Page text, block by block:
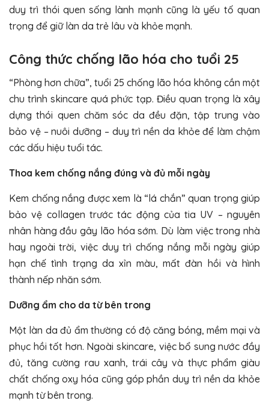
duy trì thói quen sống lành mạnh cũng là yếu tố quan
trọng để giữ làn da trẻ lâu và khỏe mạnh.
Công thức chống lão hóa cho tuổi 25
“Phòng hơn chữa”, tuổi 25 chống lão hóa không cần một
chu trình skincare quá phức tạp. Điều quan trọng là xây
dựng thói quen chăm sóc da đều đặn, tập trung vào
bảo vệ – nuôi dưỡng – duy trì nền da khỏe để làm chậm
các dấu hiệu tuổi tác.
Thoa kem chống nắng đúng và đủ mỗi ngày
Kem chống nắng được xem là “lá chắn” quan trọng giúp
bảo vệ collagen trước tác động của tia UV – nguyên
nhân hàng đầu gây lão hóa sớm. Dù làm việc trong nhà
hay ngoài trời, việc duy trì chống nắng mỗi ngày giúp
hạn chế tình trạng da xỉn màu, mất đàn hồi và hình
thành nếp nhăn sớm.
Dưỡng ẩm cho da từ bên trong
Một làn da đủ ẩm thường có độ căng bóng, mềm mại và
phục hồi tốt hơn. Ngoài skincare, việc bổ sung nước đầy
đủ, tăng cường rau xanh, trái cây và thực phẩm giàu
chất chống oxy hóa cũng góp phần duy trì nền da khỏe
mạnh từ bên trong.